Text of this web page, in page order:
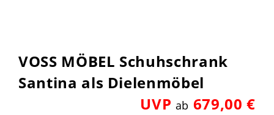
VOSS MÖBEL Schuhschrank
Santina als Dielenmöbel
UVP ab 679,00 €